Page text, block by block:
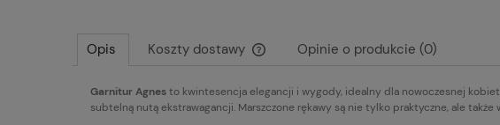
Opis Koszty dostawy
Cena nie zawiera ewentualnych kosztów
płatności
Opinie o produkcie (0)
Garnitur Agnesto kwintesencja elegancji i wygody, idealny dla nowoczesnej
subtelną nutą ekstrawagancji. Marszczone rękawy są nie tylko praktyczne, ale